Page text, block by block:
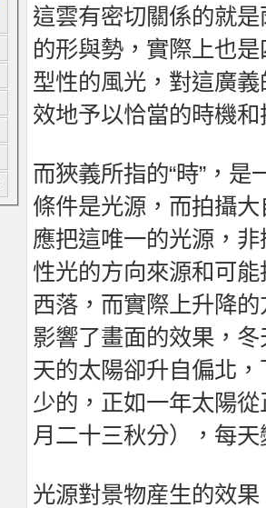
這雲有密切關係的就
的形與勢，實際上也
型性的風光，對這廣
效地予以恰當的時機和
而狹義所指的“時”，
條件是光源，而拍攝
應把這唯一的光源，
性光的方向來源和可
西落，而實際上升降
影響了畫面的效果，
天的太陽卻升自偏北
少的，正如一年太陽
月二十三秋分），每
光源對景物産生的效